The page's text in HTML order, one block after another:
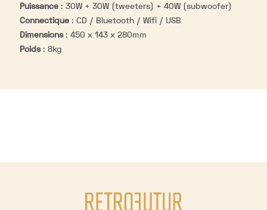
Puissance : 30W + 30W (tweeters) + 40W (subwoofer)
Connectique : CD / Bluetooth / Wifi / USB
Dimensions: 450 x 143 x 280mm
Poids: 8kg